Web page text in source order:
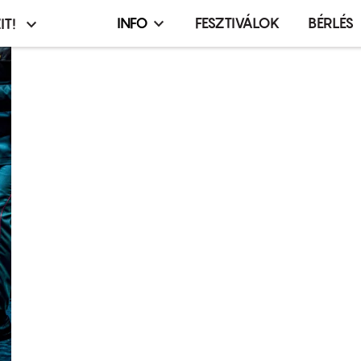
Infó,
INFO FESZTIVÁLOK BÉRLÉS